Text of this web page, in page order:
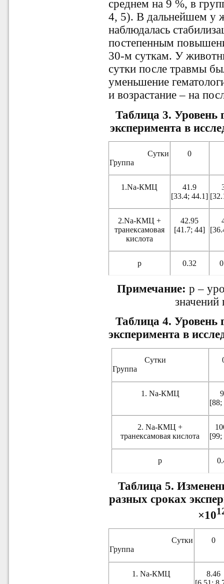
среднем на 9 %, в
4, 5). В дальнейшем у
наблюдалась
постепенным
30-м суткам. У
сутки после травмы
уменьшение
и возрастание – на
Таблица 3.Уровень
эксперимента в
Сутки
Группа
0
1.Na-КМЦ
41.9
[33.4; 44.1]
2.Na-КМЦ +
транексамовая
кислота
42.95
[41.7; 44]
р 0.32
Примечание: p –
значений
Таблица 4.Уровень
эксперимента в
Сутки
Группа
1. Na-КМЦ
[88;
2. Na-КМЦ +
транексамовая кислота
[99;
р
Таблица 5.
разных сроках
×10
Сутки
Группа
0
1. Na-КМЦ
8.46